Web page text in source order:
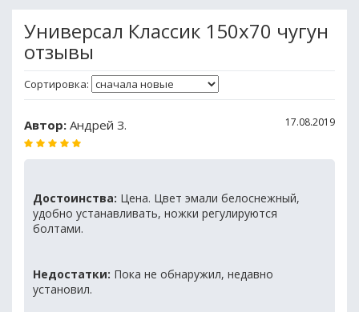
Универсал Классик 150x70 чугун
отзывы
Сортировка:
Автор: Андрей З. 17.08.2019
Достоинства: Цена. Цвет эмали белоснежный,
удобно устанавливать, ножки регулируются
болтами.
Недостатки: Пока не обнаружил, недавно
установил.